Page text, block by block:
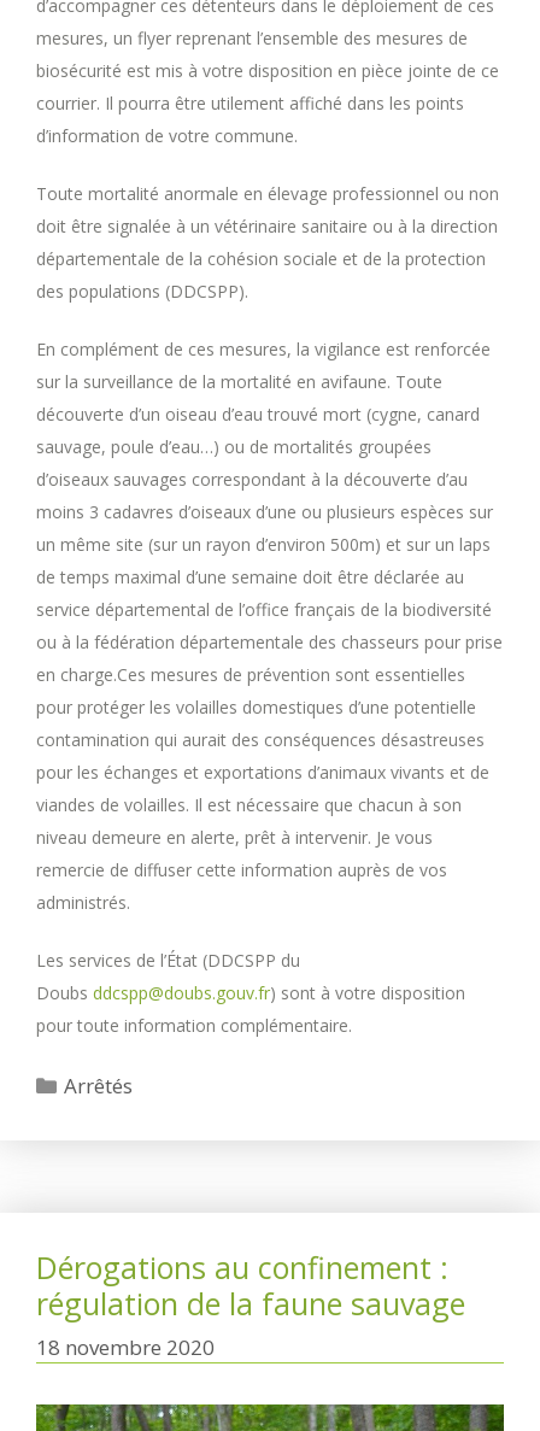
d’accompagner ces détenteurs dans le déploiement de ces
mesures, un flyer reprenant l’ensemble des mesures de
biosécurité est mis à votre disposition en pièce jointe de ce
courrier. Il pourra être utilement affiché dans les points
d’information de votre commune.
Toute mortalité anormale en élevage professionnel ou non
doit être signalée à un vétérinaire sanitaire ou à la direction
départementale de la cohésion sociale et de la protection
des populations (DDCSPP).
En complément de ces mesures, la vigilance est renforcée
sur la surveillance de la mortalité en avifaune. Toute
découverte d’un oiseau d’eau trouvé mort (cygne, canard
sauvage, poule d’eau…) ou de mortalités groupées
d’oiseaux sauvages correspondant à la découverte d’au
moins 3 cadavres d’oiseaux d’une ou plusieurs espèces sur
un même site (sur un rayon d’environ 500m) et sur un laps
de temps maximal d’une semaine doit être déclarée au
service départemental de l’office français de la biodiversité
ou à la fédération départementale des chasseurs pour prise
en charge.Ces mesures de prévention sont essentielles
pour protéger les volailles domestiques d’une potentielle
contamination qui aurait des conséquences désastreuses
pour les échanges et exportations d’animaux vivants et de
viandes de volailles. Il est nécessaire que chacun à son
niveau demeure en alerte, prêt à intervenir. Je vous
remercie de diffuser cette information auprès de vos
administrés.
Les services de l’État (DDCSPP du
Doubs ddcspp@doubs.gouv.fr) sont à votre disposition
pour toute information complémentaire.
Catégories
Arrêtés
Dérogations au confinement :
régulation de la faune sauvage
18 novembre 2020